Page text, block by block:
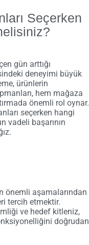
Seçerken
gün arttığı
deneyimi büyük
ürünlerin
hem mağaza
önemli rol oynar.
seçerken hangi
vadeli başarının
önemli aşamalarından
tercih etmektir.
ve hedef kitleniz,
doğrudan